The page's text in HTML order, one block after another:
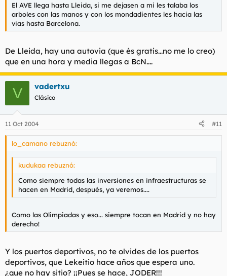
El AVE llega hasta Lleida, si me dejasen a mi les talaba los
arboles con las manos y con los mondadientes les hacia las
vias hasta Barcelona.
De Lleida, hay una autovia (que és gratis...no me lo creo)
que en una hora y media llegas a BcN....
V vadertxu
Clásico
11 Oct 2004 #11
lo_camano rebuznó:
kudukaa rebuznó:
Como siempre todas las inversiones en infraestructuras se
hacen en Madrid, después, ya veremos....
Como las Olimpiadas y eso... siempre tocan en Madrid y no hay
derecho!
Y los puertos deportivos, no te olvides de los puertos
deportivos, que Lekeitio hace años que espera uno.
¿que no hay sitio? ¡¡Pues se hace, JODER!!!